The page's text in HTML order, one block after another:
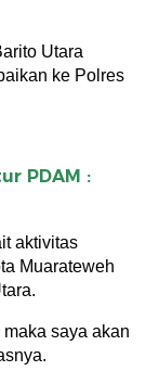
Utara
ke Polres
PDAM :
aktivitas
Muarateweh
saya akan